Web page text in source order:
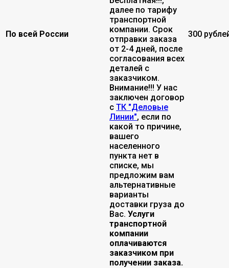
По всей России
далее по тарифу
транспортной
компании. Срок
отправки заказа
от 2-4 дней, после
согласования всех
деталей с
заказчиком.
Внимание!!! У нас
заключен договор
с ТК "Деловые
Линии", если по
какой то причине,
вашего
населенного
пункта нет в
списке, мы
предложим вам
альтернативные
варианты
доставки груза до
Вас. Услуги
транспортной
компании
оплачиваются
заказчиком при
получении заказа.
300